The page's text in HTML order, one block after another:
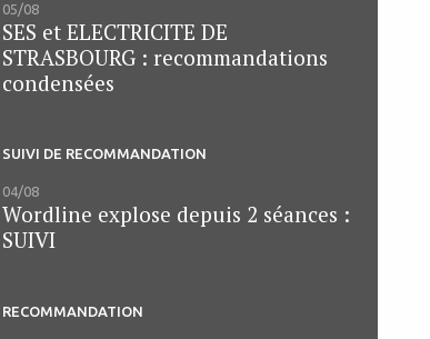
05/08
SES et ELECTRICITE DE
STRASBOURG : recommandations
condensées
SUIVI DE RECOMMANDATION
04/08
Wordline explose depuis 2 séances :
SUIVI
RECOMMANDATION